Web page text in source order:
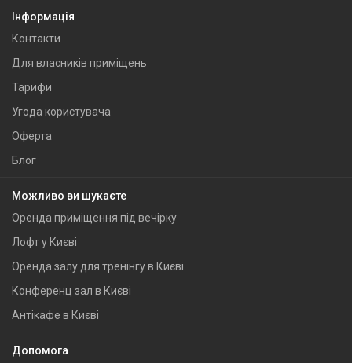
Інформація
Контакти
Для власників приміщень
Тарифи
Угода користувача
Оферта
Блог
Можливо ви шукаєте
Оренда приміщення під вечірку
Лофт у Києві
Оренда залу для тренінгу в Києві
Конференц зал в Києві
Антікафе в Києві
Допомога